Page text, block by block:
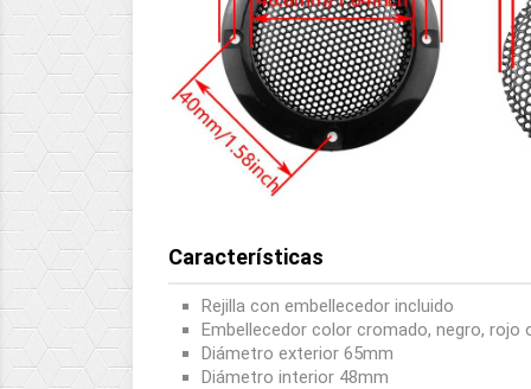
Características
Rejilla con embellecedor incluido
Embellecedor color cromado, negro, rojo
Diámetro exterior 65mm
Diámetro interior 48mm